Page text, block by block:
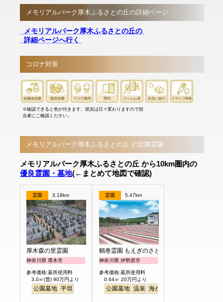
メモリアルパーク厚木ふるさとの丘の詳細ページ
メモリアルパーク厚木ふるさとの丘の
詳細ページへ行く
コロナ対策
※確認できると色が付きます。状況は日々変わりますので担
当者にご確認ください。
メモリアルパーク厚木ふるさとの丘 の近隣霊園
メモリアルパーク厚木ふるさとの丘 から10km圏内の
優良霊園・墓地(←まとめて地図で確認)
霊園 3.18km
厚木森の里霊園
神奈川県 厚木市
参考価格:墓所使用料
3.0㎡(普) 90万円より
公園墓地 平坦
霊園 5.47km
鶴巻霊園 もえぎのさと
神奈川県 伊勢原市
参考価格:墓所使用料
0.64㎡ 20万円より
公園墓地 温泉 海がみえる